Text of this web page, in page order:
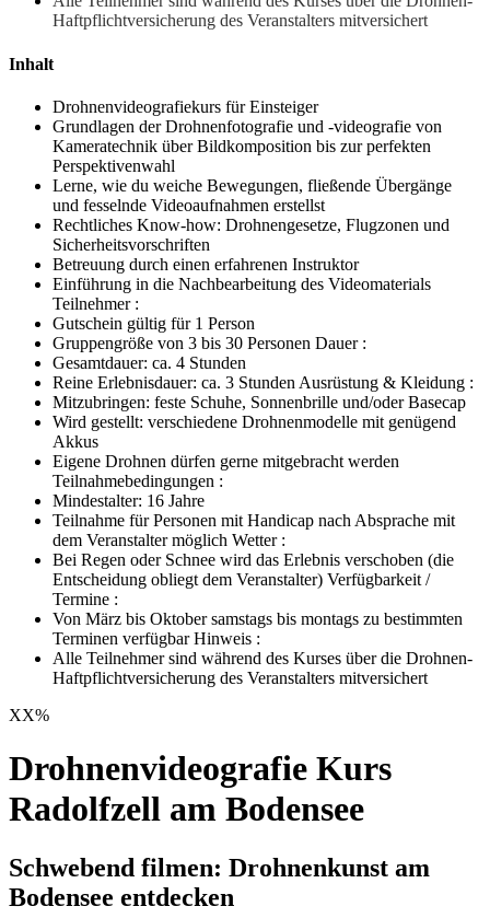
Haftpflichtversicherung des Veranstalters mitversichert
Inhalt
Drohnenvideografiekurs für Einsteiger
Grundlagen der Drohnenfotografie und -videografie von
Kameratechnik über Bildkomposition bis zur perfekten
Perspektivenwahl
Lerne, wie du weiche Bewegungen, fließende Übergänge
und fesselnde Videoaufnahmen erstellst
Rechtliches Know-how: Drohnengesetze, Flugzonen und
Sicherheitsvorschriften
Betreuung durch einen erfahrenen Instruktor
Einführung in die Nachbearbeitung des Videomaterials
Teilnehmer :
Gutschein gültig für 1 Person
Gruppengröße von 3 bis 30 Personen Dauer :
Gesamtdauer: ca. 4 Stunden
Reine Erlebnisdauer: ca. 3 Stunden Ausrüstung & Kleidung :
Mitzubringen: feste Schuhe, Sonnenbrille und/oder Basecap
Wird gestellt: verschiedene Drohnenmodelle mit genügend
Akkus
Eigene Drohnen dürfen gerne mitgebracht werden
Teilnahmebedingungen :
Mindestalter: 16 Jahre
Teilnahme für Personen mit Handicap nach Absprache mit
dem Veranstalter möglich Wetter :
Bei Regen oder Schnee wird das Erlebnis verschoben (die
Entscheidung obliegt dem Veranstalter) Verfügbarkeit /
Termine :
Von März bis Oktober samstags bis montags zu bestimmten
Terminen verfügbar Hinweis :
Alle Teilnehmer sind während des Kurses über die Drohnen-
Haftpflichtversicherung des Veranstalters mitversichert
XX%
Drohnenvideografie Kurs
Radolfzell am Bodensee
Schwebend filmen: Drohnenkunst am
Bodensee entdecken